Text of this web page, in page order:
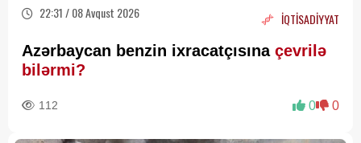
22:31 / 08 Avqust 2026 İQTİSADİYYAT
Azərbaycan benzin ixracatçısınaçevrilə
bilərmi?
112 0 0